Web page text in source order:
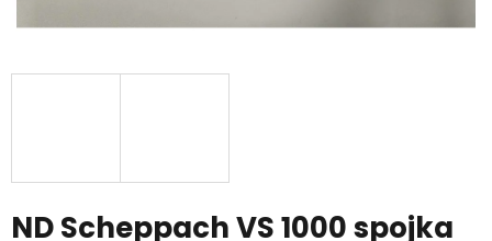
ND Scheppach VS 1000 spojka